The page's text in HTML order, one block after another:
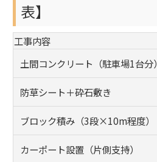
表】
工事内容
土間コンクリート（駐車場1台分）
防草シート＋砕石敷き
ブロック積み（3段×10m程度）
カーポート設置（片側支持）